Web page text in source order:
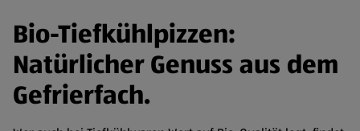
Bio-Tiefkühlpizzen:
Natürlicher Genuss aus dem
Gefrierfach.